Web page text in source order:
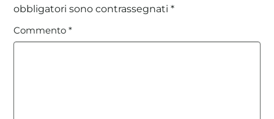
obbligatori sono contrassegnati*
Commento*